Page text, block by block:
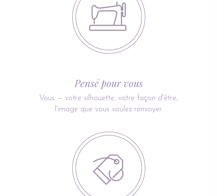
Pensé pour vous
Vous — votre silhouette, votre façon d'être,
l'image que vous voulez renvoyer.